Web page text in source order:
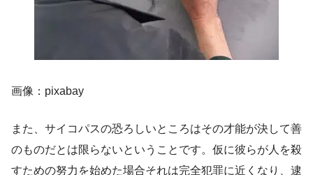
画像：pixabay
また、サイコパスの恐ろしいところはその才能が決して善
のものだとは限らないということです。仮に彼らが人を殺
すための努力を始めた場合それは完全犯罪に近くなり、逮